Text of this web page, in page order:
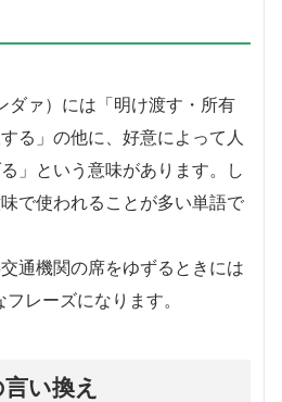
ァ）には「明け渡す・所有
る」の他に、好意によって人
」という意味があります。し
で使われることが多い単語で
通機関の席をゆずるときには
レーズになります。
い換え